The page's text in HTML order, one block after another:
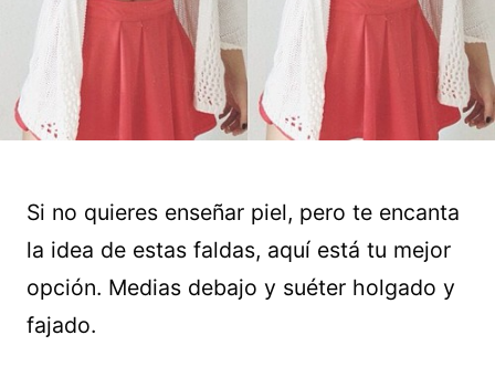
Si no quieres enseñar piel, pero te encanta
la idea de estas faldas, aquí está tu mejor
opción. Medias debajo y suéter holgado y
fajado.